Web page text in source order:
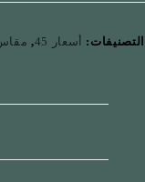
التصنيفات: أسعار 45 , مقاس 11